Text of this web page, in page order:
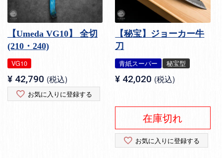
【Umeda VG10】 全切
(210・240)
VG10
¥ 42,790 税込
お気に入りに登録する
【秘宝】ジョーカー牛
刀
青紙スーパー 秘宝型
¥ 42,020 税込
在庫切れ
お気に入りに登録する